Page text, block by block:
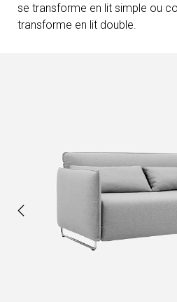
se transforme en lit simple ou
transforme en lit double.